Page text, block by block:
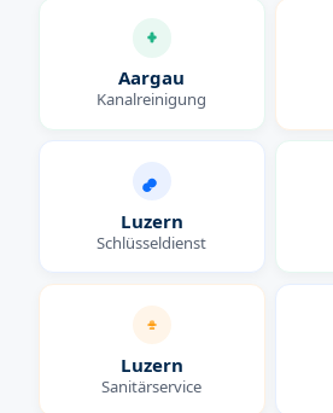
Aargau
Kanalreinigung
Luzern
Schlüsseldienst
Luzern
Sanitärservice